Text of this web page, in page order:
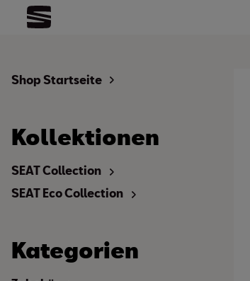
Shop Startseite
Kollektionen
SEAT Collection
SEAT Eco Collection
Kategorien